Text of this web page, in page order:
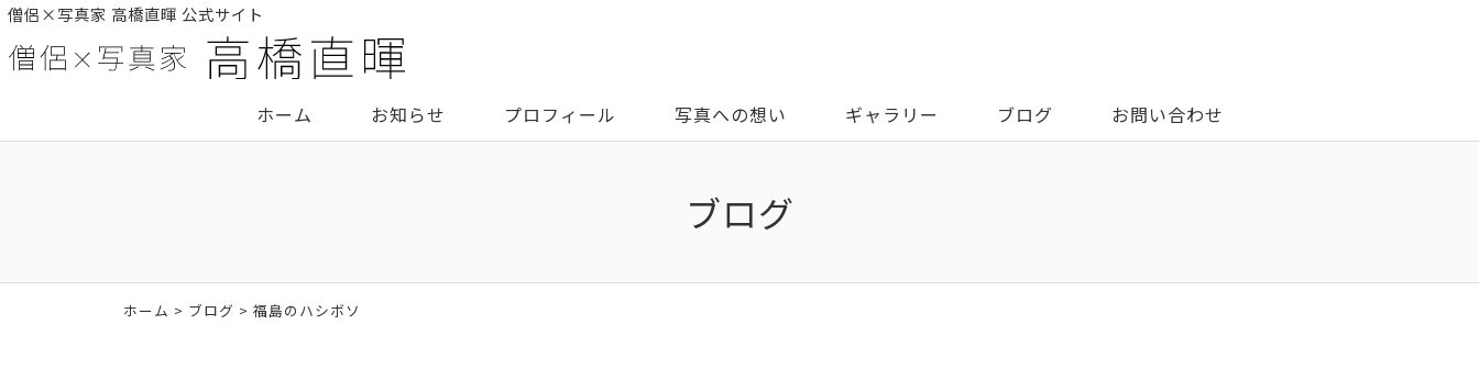
僧侶×写真家 高橋直暉 公式サイト
ホーム お知らせ プロフィール 写真への想い ギャラリー ブログ お問い合わせ
ブログ
ホーム > ブログ > 福島のハシボソ